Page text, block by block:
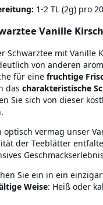
1-2 TL (2g) pro
Vanille
Schwarztee mit Vanille
von anderen
für eine fruchtige
das charakteristische
Sie sich von dieser
optisch vermag unser
der Teeblätter
Sie ein in ein
Weise: Heiß oder